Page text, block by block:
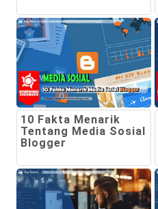
10 Fakta Menarik
Tentang Media Sosial
Blogger